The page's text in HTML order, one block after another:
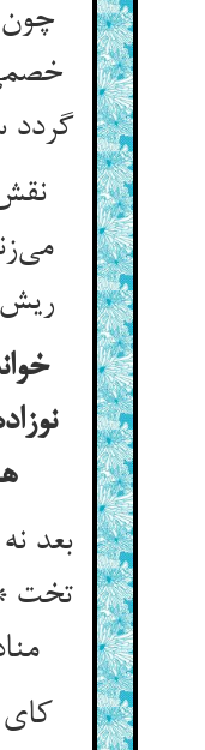
چون
گردد
بعد
تخت
کای